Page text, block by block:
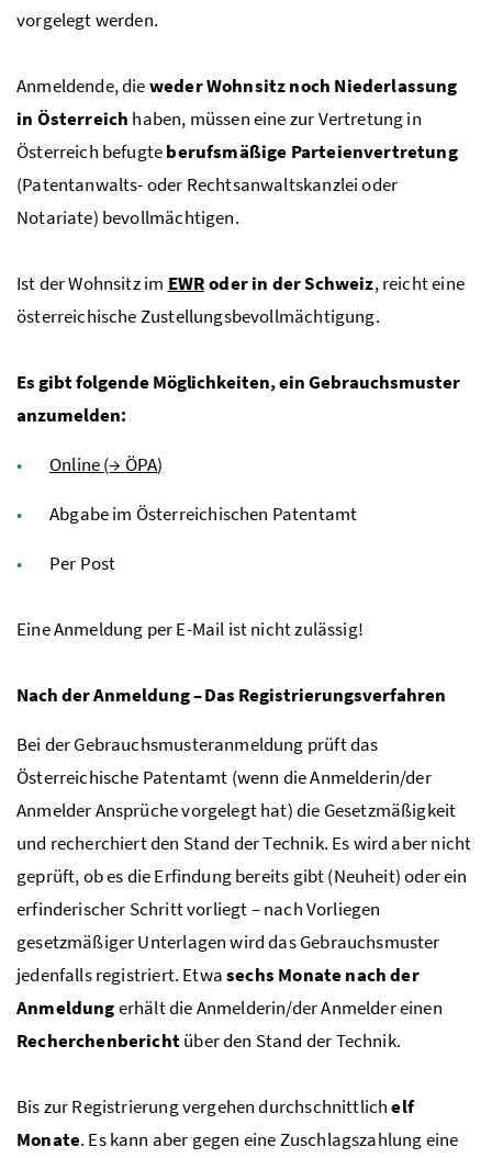
vorgelegt werden.
Anmeldende, dieweder Wohnsitz noch Niederlassung
in Österreich haben, müssen eine zur Vertretung in
Österreich befugteberufsmäßige Parteienvertretung
(Patentanwalts- oder Rechtsanwaltskanzlei oder
Notariate) bevollmächtigen.
Ist der Wohnsitz im EWRoder in der Schweiz, reicht eine
österreichische Zustellungsbevollmächtigung.
Es gibt folgende Möglichkeiten, ein Gebrauchsmuster
anzumelden:
Online (→ ÖPA)
Abgabe im Österreichischen Patentamt
Per Post
Eine Anmeldung per E-Mail ist nicht zulässig!
Nach der Anmeldung – Das Registrierungsverfahren
Bei der Gebrauchsmusteranmeldung prüft das
Österreichische Patentamt (wenn die Anmelderin/der
Anmelder Ansprüche vorgelegt hat) die Gesetzmäßigkeit
und recherchiert den Stand der Technik. Es wird aber nicht
geprüft, ob es die Erfindung bereits gibt (Neuheit) oder ein
erfinderischer Schritt vorliegt – nach Vorliegen
gesetzmäßiger Unterlagen wird das Gebrauchsmuster
jedenfalls registriert. Etwasechs Monate nach der
Anmeldungerhält die Anmelderin/der Anmelder einen
Recherchenberichtüber den Stand der Technik.
Bis zur Registrierung vergehen durchschnittlichelf
Monate. Es kann aber gegen eine Zuschlagszahlung eine